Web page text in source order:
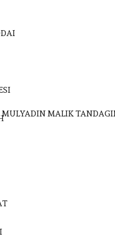
MULYADIN MALIK